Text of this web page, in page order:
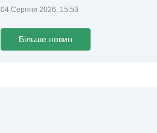
04 Серпня 2026, 15:53
Більше новин